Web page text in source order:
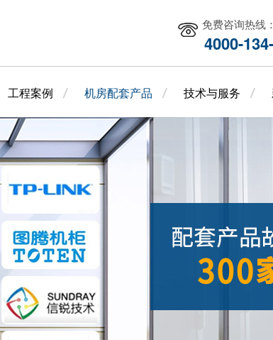
免费咨询热线：
4000-
工程案例 机房配套产品 技术与服务